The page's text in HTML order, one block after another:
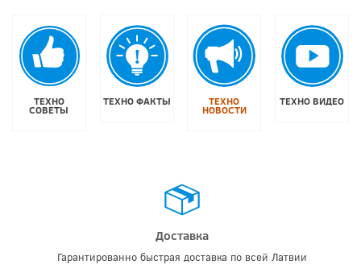
ТЕХНО
СОВЕТЫ
ТЕХНО ФАКТЫ ТЕХНО
НОВОСТИ
ТЕХНО ВИДЕО
Доставка
Гарантированно быстрая доставка по всей Латвии